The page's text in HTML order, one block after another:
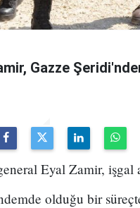
Gazze
Eyal Zamir,
olduğu bir